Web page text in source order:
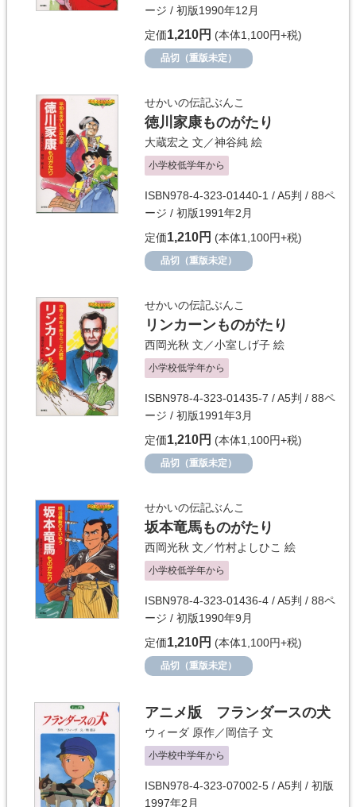
ージ / 初版1990年12月
定価1,210円 (本体1,100円+税)
品切（重版未定）
せかいの伝記ぶんこ
徳川家康ものがたり
大蔵宏之 文／神谷純 絵
小学校低学年から
ISBN978-4-323-01440-1 / A5判 / 88ペ
ージ / 初版1991年2月
定価1,210円 (本体1,100円+税)
品切（重版未定）
せかいの伝記ぶんこ
リンカーンものがたり
西岡光秋 文／小室しげ子 絵
小学校低学年から
ISBN978-4-323-01435-7 / A5判 / 88ペ
ージ / 初版1991年3月
定価1,210円 (本体1,100円+税)
品切（重版未定）
せかいの伝記ぶんこ
坂本竜馬ものがたり
西岡光秋 文／竹村よしひこ 絵
小学校低学年から
ISBN978-4-323-01436-4 / A5判 / 88ペ
ージ / 初版1990年9月
定価1,210円 (本体1,100円+税)
品切（重版未定）
アニメ版 フランダースの犬
ウィーダ 原作／ 岡信子 文
小学校中学年から
ISBN978-4-323-07002-5 / A5判 / 初版
1997年2月